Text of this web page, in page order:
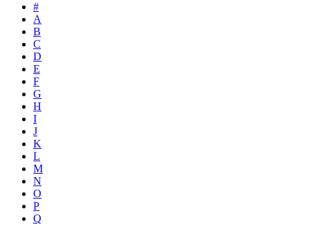
#
A
B
C
D
E
F
G
H
I
J
K
L
M
N
O
P
Q